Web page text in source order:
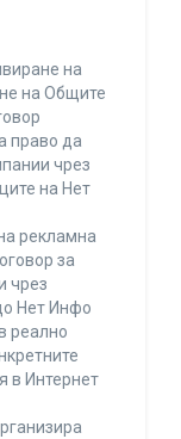
на
на Общите
право да
чрез
на Нет
рекламна
за
чрез
Нет Инфо
реално
в Интернет